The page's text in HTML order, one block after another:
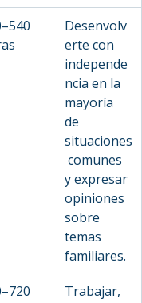
Desenvolv
erte con
independe
ncia en la
mayoría
de
situaciones
comunes
y expresar
opiniones
sobre
temas
familiares.
Trabajar,